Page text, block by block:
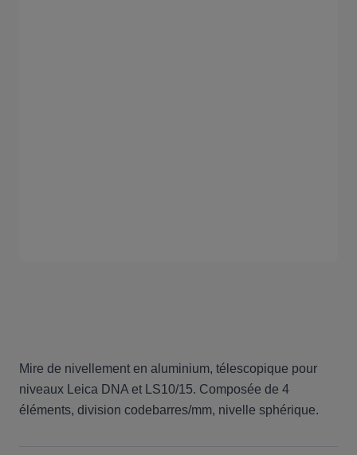
Mire de nivellement en aluminium, télescopique pour
niveaux Leica DNA et LS10/15. Composée de 4
éléments, division codebarres/mm, nivelle sphérique.